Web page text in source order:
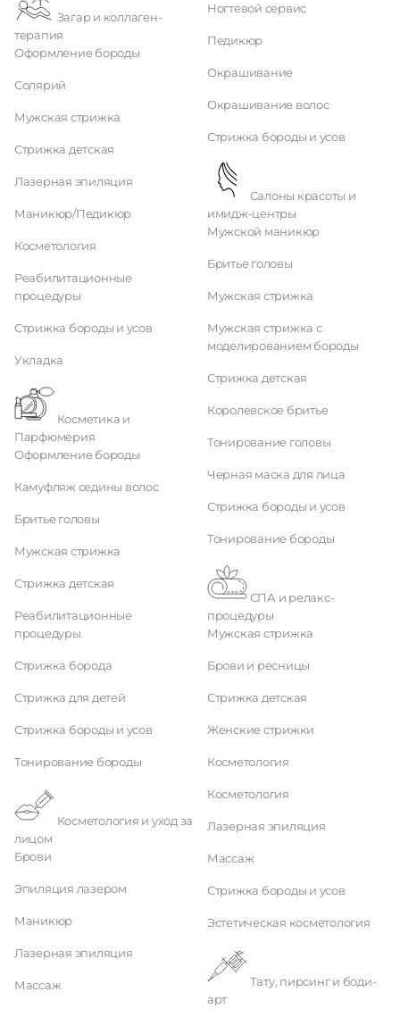
терапия
Оформление бороды
Солярий
Мужская стрижка
Стрижка детская
Лазерная эпиляция
Маникюр/Педикюр
Косметология
Реабилитационные
процедуры
Стрижка бороды и усов
Укладка
Парфюмерия
Оформление бороды
Камуфляж седины волос
Бритье головы
Мужская стрижка
Стрижка детская
Реабилитационные
процедуры
Стрижка борода
Стрижка для детей
Стрижка бороды и усов
Тонирование бороды
лицом
Брови
Эпиляция лазером
Маникюр
Лазерная эпиляция
Массаж
Ногтевой сервис
Педикюр
Окрашивание
Окрашивание волос
Стрижка бороды и усов
имидж-центры
Мужской маникюр
Бритье головы
Мужская стрижка
Мужская стрижка с
моделированием бороды
Стрижка детская
Королевское бритье
Тонирование головы
Черная маска для лица
Стрижка бороды и усов
Тонирование бороды
процедуры
Мужская стрижка
Брови и ресницы
Стрижка детская
Женские стрижки
Косметология
Косметология
Лазерная эпиляция
Массаж
Стрижка бороды и усов
Эстетическая косметология
арт